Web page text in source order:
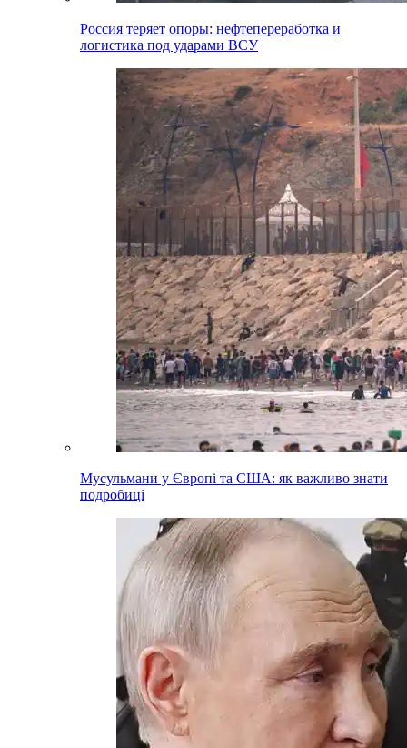
Россия теряет опоры: нефтепереработка и
логистика под ударами ВСУ
Мусульмани у Європі та США: як важливо знати
подробиці